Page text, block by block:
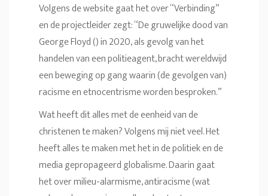
Volgens de website gaat het over “Verbinding”
en de projectleider zegt: “De gruwelijke dood van
George Floyd () in 2020, als gevolg van het
handelen van een politieagent, bracht wereldwijd
een beweging op gang waarin (de gevolgen van)
racisme en etnocentrisme worden besproken.”
Wat heeft dit alles met de eenheid van de
christenen te maken? Volgens mij niet veel. Het
heeft alles te maken met het in de politiek en de
media gepropageerd globalisme. Daarin gaat
het over milieu-alarmisme, antiracisme (wat